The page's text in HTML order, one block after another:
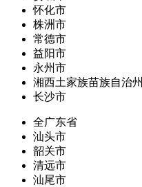
怀化市
株洲市
常德市
益阳市
永州市
湘西土家族苗族自治州
长沙市
全广东省
汕头市
韶关市
清远市
汕尾市